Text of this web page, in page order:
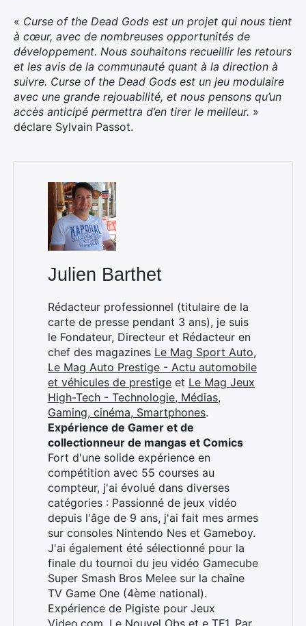
« Curse of the Dead Gods est un projet qui nous tient
à cœur, avec de nombreuses opportunités de
développement. Nous souhaitons recueillir les retours
et les avis de la communauté quant à la direction à
suivre. Curse of the Dead Gods est un jeu modulaire
avec une grande rejouabilité, et nous pensons qu’un
accès anticipé permettra d’en tirer le meilleur. »
déclare Sylvain Passot.
Julien Barthet
Rédacteur professionnel (titulaire de la
carte de presse pendant 3 ans), je suis
le Fondateur, Directeur et Rédacteur en
chef des magazines Le Mag Sport Auto,
Le Mag Auto Prestige - Actu automobile
et véhicules de prestige et Le Mag Jeux
High-Tech - Technologie, Médias,
Gaming, cinéma, Smartphones.
Expérience de Gamer et de
collectionneur de mangas et Comics
Fort d'une solide expérience en
compétition avec 55 courses au
compteur, j'ai évolué dans diverses
catégories : Passionné de jeux vidéo
depuis l'âge de 9 ans, j'ai fait mes armes
sur consoles Nintendo Nes et Gameboy.
J'ai également été sélectionné pour la
finale du tournoi du jeu vidéo Gamecube
Super Smash Bros Melee sur la chaîne
TV Game One (4ème national).
Expérience de Pigiste pour Jeux
Video.com, Le Nouvel Obs et e TF1. Par